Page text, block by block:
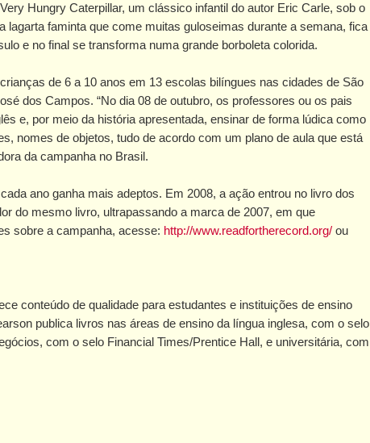
Hungry Caterpillar, um clássico infantil do autor Eric Carle, sob o
lagarta faminta que come muitas guloseimas durante a semana, fica
e no final se transforma numa grande borboleta colorida.
de 6 a 10 anos em 13 escolas bilíngues nas cidades de São
dos Campos. “No dia 08 de outubro, os professores ou os pais
e, por meio da história apresentada, ensinar de forma lúdica como
nomes de objetos, tudo de acordo com um plano de aula que está
da campanha no Brasil.
ano ganha mais adeptos. Em 2008, a ação entrou no livro dos
do mesmo livro, ultrapassando a marca de 2007, em que
sobre a campanha, acesse: http://www.readfortherecord.org/ ou
conteúdo de qualidade para estudantes e instituições de ensino
publica livros nas áreas de ensino da língua inglesa, com o selo
com o selo Financial Times/Prentice Hall, e universitária, com